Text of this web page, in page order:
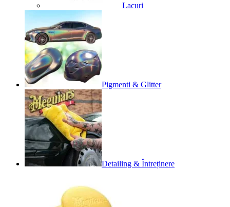
Lacuri
Pigmenti & Glitter
Detailing & Întreținere